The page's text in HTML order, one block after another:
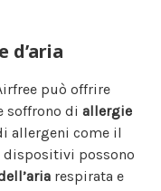
può offrire
soffrono di allergie
allergeni come il
dispositivi possono
respirata e